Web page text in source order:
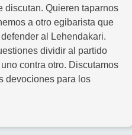
discutan. Quieren taparnos
a otro egibarista que
al Lehendakari.
dividir al partido
contra otro. Discutamos
devociones para los